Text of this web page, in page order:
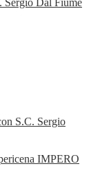
Sergio Dal Fiume
S.C. Sergio
IMPERO